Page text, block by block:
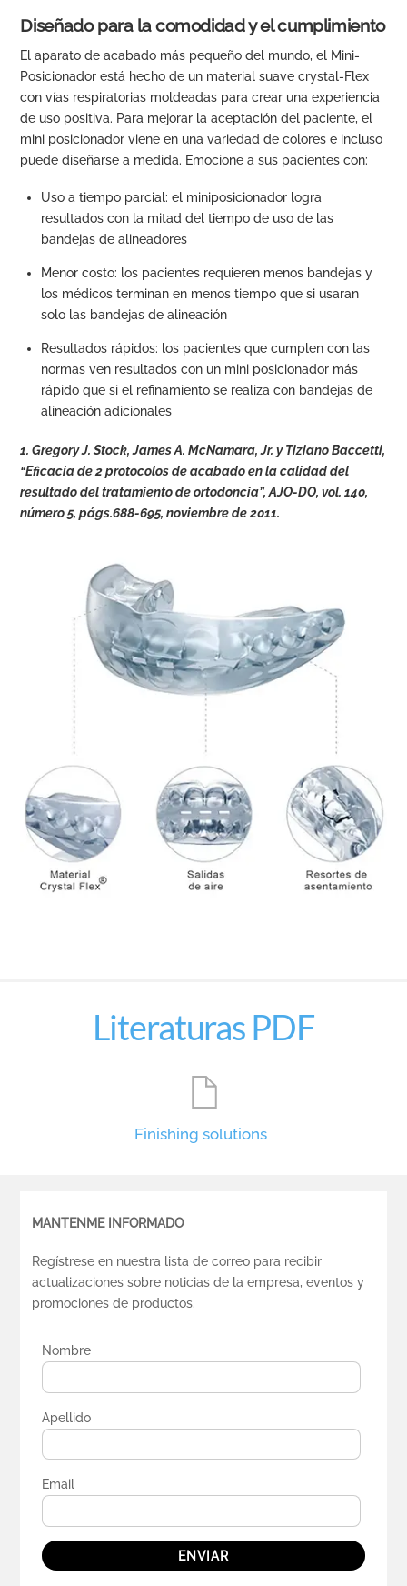
Diseñado para la comodidad y el cumplimiento
El aparato de acabado más pequeño del mundo, el Mini-
Posicionador está hecho de un material suave crystal-Flex
con vías respiratorias moldeadas para crear una experiencia
de uso positiva. Para mejorar la aceptación del paciente, el
mini posicionador viene en una variedad de colores e incluso
puede diseñarse a medida. Emocione a sus pacientes con:
Uso a tiempo parcial: el miniposicionador logra
resultados con la mitad del tiempo de uso de las
bandejas de alineadores
Menor costo: los pacientes requieren menos bandejas y
los médicos terminan en menos tiempo que si usaran
solo las bandejas de alineación
Resultados rápidos: los pacientes que cumplen con las
normas ven resultados con un mini posicionador más
rápido que si el refinamiento se realiza con bandejas de
alineación adicionales
1. Gregory J. Stock, James A. McNamara, Jr. y Tiziano Baccetti,
“Eficacia de 2 protocolos de acabado en la calidad del
resultado del tratamiento de ortodoncia”, AJO-DO, vol. 140,
número 5, págs.688-695, noviembre de 2011.
Literaturas PDF
Finishing solutions
MANTENME INFORMADO
Regístrese en nuestra lista de correo para recibir
actualizaciones sobre noticias de la empresa, eventos y
promociones de productos.
Nombre
Apellido
Email
ENVIAR